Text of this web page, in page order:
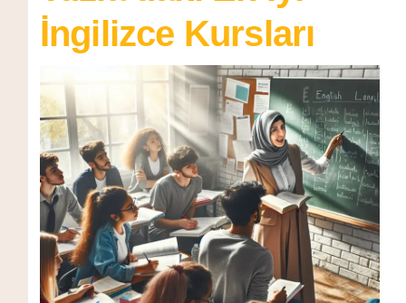
İngilizce Kursları